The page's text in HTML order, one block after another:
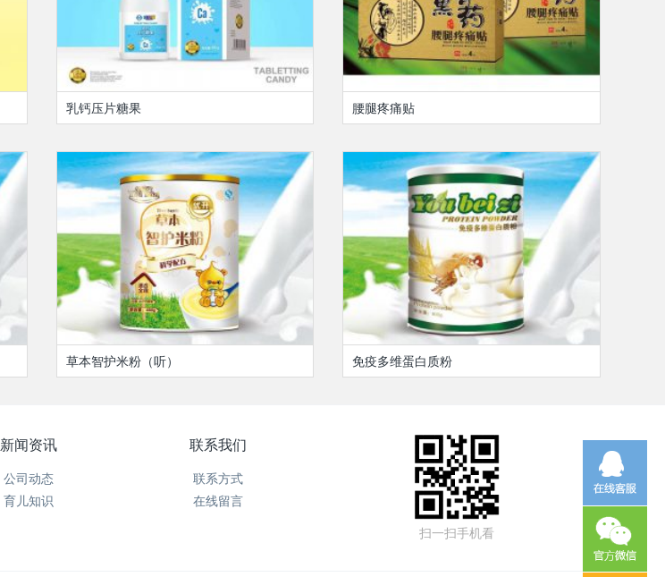
乳钙压片糖果 腰腿疼痛贴
草本智护米粉（听） 免疫多维蛋白质粉
新闻资讯
公司动态
育儿知识
联系我们
联系方式
在线留言
扫一扫手机看